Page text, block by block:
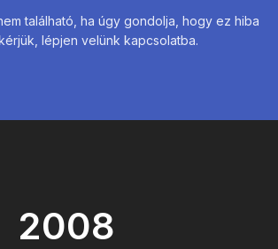
található, ha úgy gondolja, hogy ez hiba
lépjen velünk kapcsolatba.
2008